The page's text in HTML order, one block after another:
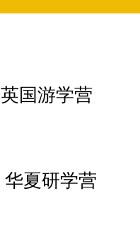
英国游学营
华夏研学营